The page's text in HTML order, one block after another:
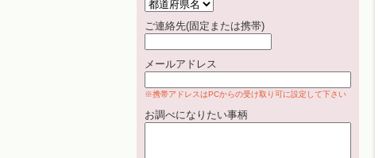
ご連絡先(固定または携帯)
メールアドレス
※携帯アドレスはPCからの受け取り可に設定して下さい
お調べになりたい事柄